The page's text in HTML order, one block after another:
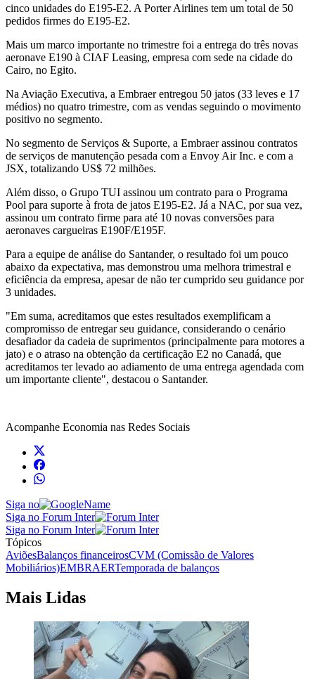
cinco unidades do E195-E2. A Porter Airlines tem um total de 50
pedidos firmes do E195-E2.
Mais um marco importante no trimestre foi a entrega do três novas
aeronave E190 à CIAF Leasing, empresa com sede na cidade do
Cairo, no Egito.
Na Aviação Executiva, a Embraer entregou 50 jatos (33 leves e 17
médios) no quatro trimestre, com as vendas seguindo o movimento
positivo no segmento.
No segmento de Serviços & Suporte, a Embraer assinou contratos
de serviços de manutenção pesada com a Envoy Air Inc. e com a
JSX, totalizando US$ 72 milhões.
Além disso, o Grupo TUI assinou um contrato para o Programa
Pool para suporte à frota de jatos E195-E2. Já a NAC, por sua vez,
assinou um contrato firme para até 10 novas conversões para
aeronaves cargueiras E190F/E195F.
Para a equipe de análise do Santander, o resultado foi um pouco
abaixo da expectativa, mas demonstrou uma melhora trimestral e
eficiência da empresa, apesar de não ter cumprido seu guidance por
3 unidades.
"Em suma, acreditamos que estes resultados exemplificam a
compromisso de entregar seu guidance, considerando o cenário
desafiador da cadeia de suprimentos (principalmente para motores a
jato) e o atraso na obtenção da certificação E2 no Canadá, que
acreditamos ter levado ao adiamento de uma entrega agendada com
um importante cliente", destacou o Santander.
Acompanhe Economia nas Redes Sociais
Siga no
Siga no Forum Inter
Siga no Forum Inter
Tópicos
AviõesBalanços financeirosCVM (Comissão de Valores
Mobiliários)EMBRAERTemporada de balanços
Mais Lidas